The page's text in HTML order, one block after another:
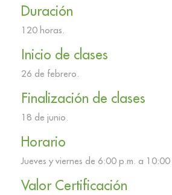
Duración
120 horas.
Inicio de clases
26 de febrero.
Finalización de clases
18 de junio.
Horario
Jueves y viernes de 6:00 p.m. a
Valor Certificación